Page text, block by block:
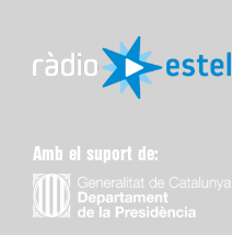
Amb el suport de: